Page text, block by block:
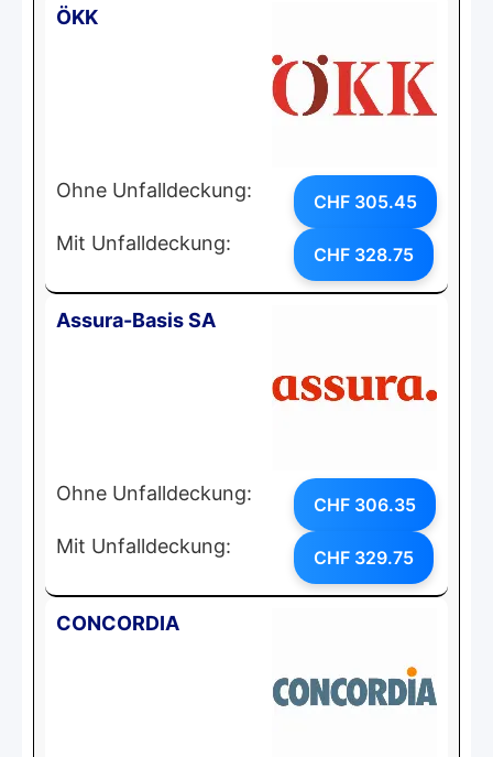
ÖKK
Ohne Unfalldeckung: CHF 305.45
Mit Unfalldeckung: CHF 328.75
Assura-Basis SA
Ohne Unfalldeckung: CHF 306.35
Mit Unfalldeckung: CHF 329.75
CONCORDIA